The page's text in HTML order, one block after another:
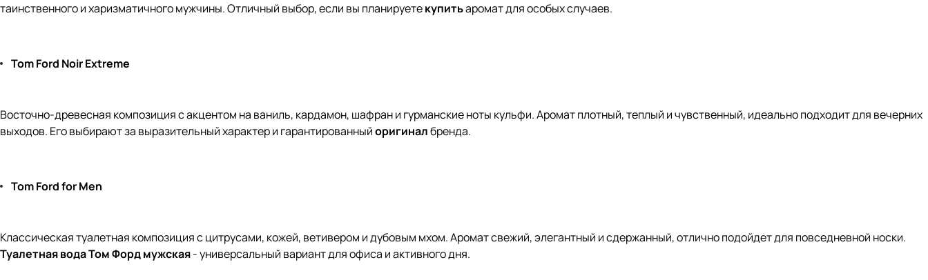
таинственного и харизматичного мужчины. Отличный выбор, если вы планируетекупитьаромат для особых случаев.
Tom Ford Noir Extreme
Восточно-древесная композиция с акцентом на ваниль, кардамон, шафран и гурманские ноты кульфи. Аромат плотный, теплый и чувственный, идеально подходит для вечерних
выходов. Его выбирают за выразительный характер и гарантированныйоригиналбренда.
Tom Ford for Men
Классическая туалетная композиция с цитрусами, кожей, ветивером и дубовым мхом. Аромат свежий, элегантный и сдержанный, отлично подойдет для повседневной носки.
Туалетная вода Том Форд мужская- универсальный вариант для офиса и активного дня.